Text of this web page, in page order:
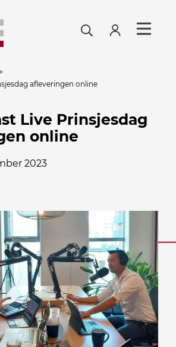
»
afleveringen online
Live Prinsjesdag
online
2023